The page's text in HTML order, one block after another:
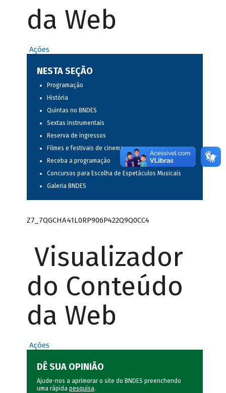
da Web
Ações
NESTA SEÇÃO
Programação
História
Quintas no BNDES
Sextas instrumentais
Reserva de ingressos
Filmes e festivais de cinema
Receba a programação
Concursos para Escolha de Espetáculos Musicais
Galeria BNDES
Z7_7QGCHA41L0RP906P422Q9Q0CC4
Visualizador
do Conteúdo
da Web
Ações
DÊ SUA OPINIÃO
Ajude-nos a aprimorar o site do BNDES preenchendo
uma rápida pesquisa.